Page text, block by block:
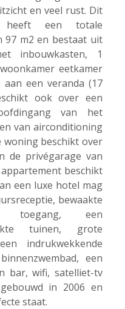
en veel rust. Dit
heeft een totale
97 m2 en bestaat uit
inbouwkasten, 1
eetkamer
een veranda (17
ook over een
van het
van airconditioning
woning beschikt over
de privégarage van
beschikt
een luxe hotel mag
bewaakte
toegang, een
tuinen, grote
indrukwekkende
een
bar, wifi, satelliet-tv
in 2006 en
staat.